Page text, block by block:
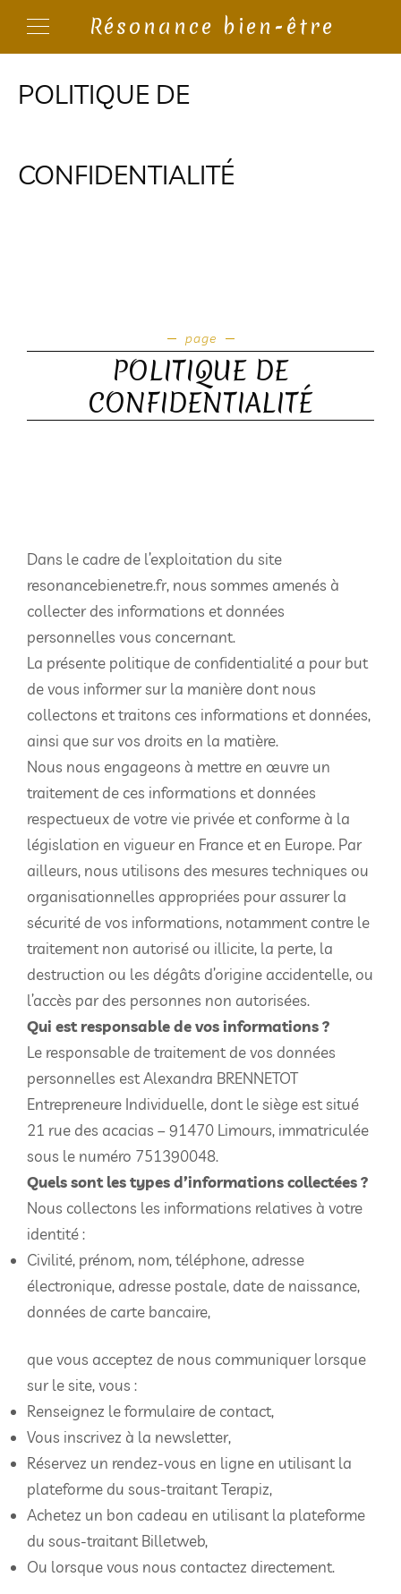
Résonance bien-être
POLITIQUE DE
CONFIDENTIALITÉ
page
POLITIQUE DE
CONFIDENTIALITÉ
Dans le cadre de l’exploitation du site
resonancebienetre.fr, nous sommes amenés à
collecter des informations et données
personnelles vous concernant.
La présente politique de confidentialité a pour but
de vous informer sur la manière dont nous
collectons et traitons ces informations et données,
ainsi que sur vos droits en la matière.
Nous nous engageons à mettre en œuvre un
traitement de ces informations et données
respectueux de votre vie privée et conforme à la
législation en vigueur en France et en Europe. Par
ailleurs, nous utilisons des mesures techniques ou
organisationnelles appropriées pour assurer la
sécurité de vos informations, notamment contre le
traitement non autorisé ou illicite, la perte, la
destruction ou les dégâts d’origine accidentelle, ou
l’accès par des personnes non autorisées.
Qui est responsable de vos informations ?
Le responsable de traitement de vos données
personnelles est Alexandra BRENNETOT
Entrepreneure Individuelle, dont le siège est situé
21 rue des acacias – 91470 Limours, immatriculée
sous le numéro 751390048.
Quels sont les types d’informations collectées ?
Nous collectons les informations relatives à votre
identité :
Civilité, prénom, nom, téléphone, adresse
électronique, adresse postale, date de naissance,
données de carte bancaire,
que vous acceptez de nous communiquer lorsque
sur le site, vous :
Renseignez le formulaire de contact,
Vous inscrivez à la newsletter,
Réservez un rendez-vous en ligne en utilisant la
plateforme du sous-traitant Terapiz,
Achetez un bon cadeau en utilisant la plateforme
du sous-traitant Billetweb,
Ou lorsque vous nous contactez directement.